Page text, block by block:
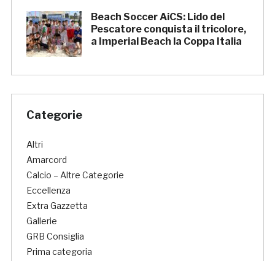
Beach Soccer AiCS: Lido del
Pescatore conquista il tricolore,
a Imperial Beach la Coppa Italia
Categorie
Altri
Amarcord
Calcio – Altre Categorie
Eccellenza
Extra Gazzetta
Gallerie
GRB Consiglia
Prima categoria